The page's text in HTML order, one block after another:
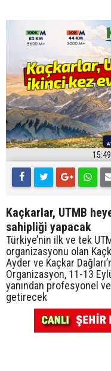
15:49
Kaçkarlar, UTMB
sahipliği yapacak
Türkiye’nin ilk ve tek
organizasyonu olan
Ayder ve Kaçkar
Organizasyon, 11-13
yanından profesyonel
getirecek